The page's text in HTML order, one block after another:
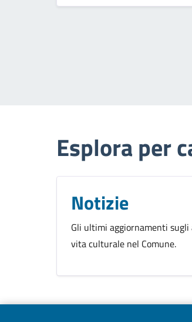
Esplora per
Notizie
Gli ultimi aggiornamenti
vita culturale nel Comune.